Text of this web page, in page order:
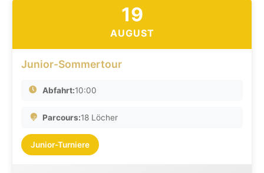
19
AUGUST
Junior-Sommertour
Abfahrt:10:00
Parcours:18 Löcher
Junior-Turniere